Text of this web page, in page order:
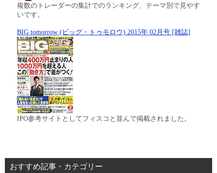
複数のトレーダーの集計でのランキング、テーマ別で見やす
いです。
BIG tomorrow (ビッグ・トゥモロウ) 2015年 02月号 [雑誌]
IPO参考サイトとしてフィスコと並んで掲載されました。
おすすめ記事・カテゴリー